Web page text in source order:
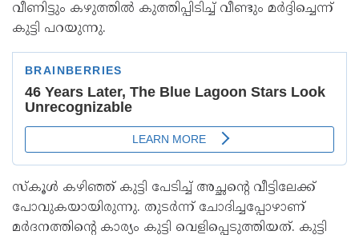
വീണിട്ടും കഴുത്തില്‍ കുത്തിപ്പിടിച്ച്‌ വീണ്ടും മർദ്ദിച്ചെന്ന്
കുട്ടി പറയുന്നു.
സ്കൂള്‍ കഴിഞ്ഞ് കുട്ടി പേടിച്ച്‌ അച്ഛൻ്റെ വീട്ടിലേക്ക്
പോവുകയായിരുന്നു. തുടർന്ന് ചോദിച്ചപ്പോഴാണ്
മർദനത്തിന്റെ കാര്യം കുട്ടി വെളിപ്പെടുത്തിയത്. കുട്ടി